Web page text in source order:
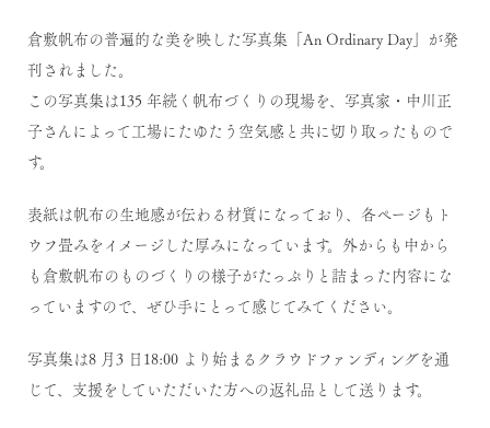
倉敷帆布の普遍的な美を映した写真集「An Ordinary Day」が発
刊されました。
この写真集は135 年続く帆布づくりの現場を、写真家・中川正
子さんによって工場にたゆたう空気感と共に切り取ったもので
す。
表紙は帆布の生地感が伝わる材質になっており、各ページもト
ウフ畳みをイメージした厚みになっています。外からも中から
も倉敷帆布のものづくりの様子がたっぷりと詰まった内容にな
っていますので、ぜひ手にとって感じてみてください。
写真集は8 月3 日18:00 より始まるクラウドファンディングを通
じて、支援をしていただいた方への返礼品として送ります。